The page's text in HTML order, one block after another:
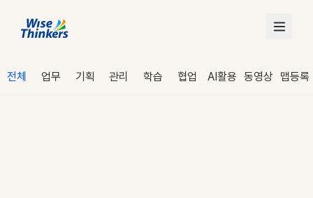
전체 업무 기획 관리 학습 협업 AI활용 동영상 맵등록